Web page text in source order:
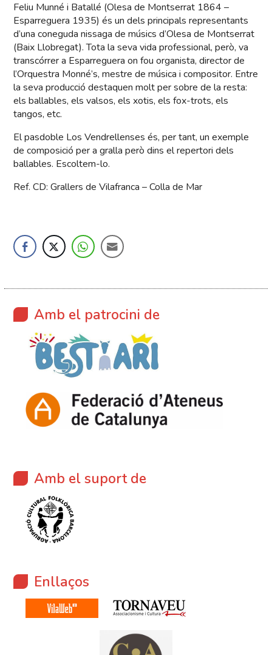
Feliu Munné i Batallé (Olesa de Montserrat 1864 –
Esparreguera 1935) és un dels principals representants
d’una coneguda nissaga de músics d’Olesa de Montserrat
(Baix Llobregat). Tota la seva vida professional, però, va
transcórrer a Esparreguera on fou organista, director de
l’Orquestra Monné’s, mestre de música i compositor. Entre
la seva producció destaquen molt per sobre de la resta:
els ballables, els valsos, els xotis, els fox-trots, els
tangos, etc.
El pasdoble Los Vendrellenses és, per tant, un exemple
de composició per a gralla però dins el repertori dels
ballables. Escoltem-lo.
Ref. CD: Grallers de Vilafranca – Colla de Mar
Amb el patrocini de
Amb el suport de
Enllaços